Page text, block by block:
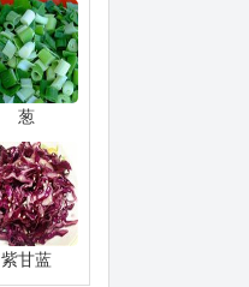
葱
紫甘蓝